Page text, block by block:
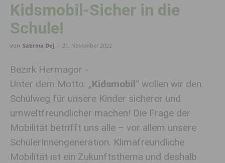
Kidsmobil-Sicher in die
Schule!
von Sabrina Dej - 21. November 2022
Bezirk Hermagor -
Unter dem Motto: „Kidsmobil“ wollen wir den
Schulweg für unsere Kinder sicherer und
umweltfreundlicher machen! Die Frage der
Mobilität betrifft uns alle – vor allem unsere
SchülerInnengeneration. Klimafreundliche
Mobilität ist ein Zukunftsthema und deshalb